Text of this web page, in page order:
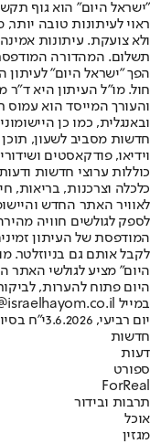
"ישראל היום" הוא גוף
ראוי לעיתונות טובה
ולא צועקת. עיתונות
הפך "ישראל היום" לעיתון
חול. מו"ל העיתון היא ד"ר
והעורך המייסד הוא עמוס
חדשות מסביב לשעון, תוכן
וידיאו, פודקאסטים
כוללות ערוצי חדשות
לאוויר האתר החדש
לספק לגולשים חוויה
המודפסת של העיתון
לקבל אותם גם בניוזלטר.
היום" מציע לגולשי האתר
היום פתוח להערות,
במייל hayom@israelhayom.co.il.
יום רביעי, 3.6.2026
י"ח
חדשות
דעות
ספורט
ForReal
תרבות ובידור
אוכל
מגזין